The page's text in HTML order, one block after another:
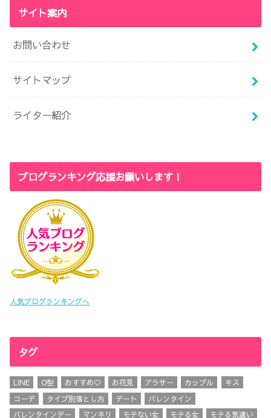
サイト案内
お問い合わせ
サイトマップ
ライター紹介
ブログランキング応援お願いします！
人気ブログランキングへ
タグ
LINE O型 おすすめ♡ お花見 アラサー カップル
キス
コーデ
タイプ別落とし方 デート
バレンタイン
バレンタインデー
マンネリ モテない女 モテる女 モテる気遣い